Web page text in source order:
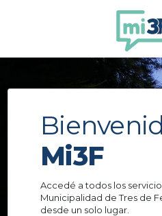
Mi3F
Accedé a todos los
Municipalidad de Tres de
desde un solo lugar.